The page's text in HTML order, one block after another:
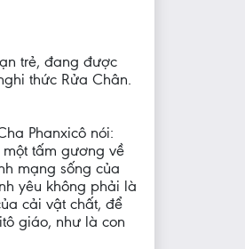
trẻ, đang được
thức Rửa Chân.
Phanxicô nói:
tấm gương về
mạng sống của
yêu không phải là
cải vật chất, để
giáo, như là con